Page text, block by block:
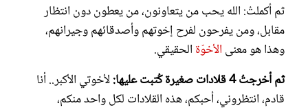
ثم أكملتُ: الله يحب من يتعاونون، من يعطون دون انتظار
مقابل، ومن يفرحون لفرح إخوتهم وأصدقائهم وجيرانهم،
وهذا هو معنى الأخوّة الحقيقي.
ثم أخرجتُ 4 قلادات صغيرة كُتبت عليها:
لأخوتي الأكبر.. أنا
قادم، انتظروني، أحبكم، هذه القلادات لكل واحد منكم،